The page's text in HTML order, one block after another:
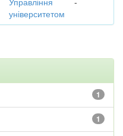
університетом
1
1